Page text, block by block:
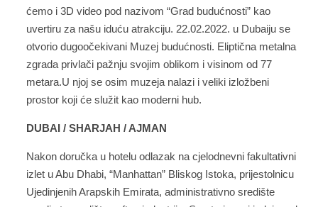
ćemo i 3D video pod nazivom “Grad budućnosti” kao
uvertiru za našu iduću atrakciju. 22.02.2022. u Dubaiju se
otvorio dugoočekivani Muzej budućnosti. Eliptična metalna
zgrada privlači pažnju svojim oblikom i visinom od 77
metara.U njoj se osim muzeja nalazi i veliki izložbeni
prostor koji će služit kao moderni hub.
DUBAI / SHARJAH / AJMAN
Nakon doručka u hotelu odlazak na cjelodnevni fakultativni
izlet u Abu Dhabi, “Manhattan” Bliskog Istoka, prijestolnicu
Ujedinjenih Arapskih Emirata, administrativno središte